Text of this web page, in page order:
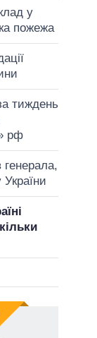
у
пожежа
тиждень
рф
генерала,